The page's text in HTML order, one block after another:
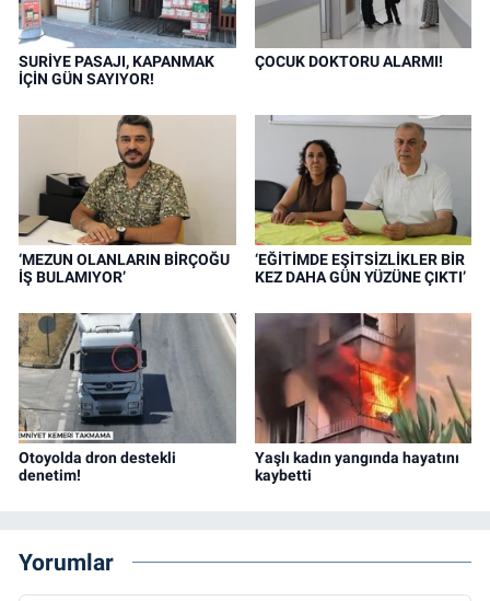
SURİYE PASAJI, KAPANMAK
İÇİN GÜN SAYIYOR!
ÇOCUK DOKTORU ALARMI!
‘MEZUN OLANLARIN BİRÇOĞU
İŞ BULAMIYOR’
‘EĞİTİMDE EŞİTSİZLİKLER BİR
KEZ DAHA GÜN YÜZÜNE ÇIKTI’
Otoyolda dron destekli
denetim!
Yaşlı kadın yangında hayatını
kaybetti
Yorumlar